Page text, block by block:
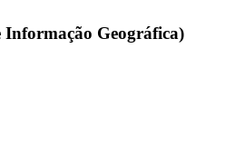
Informação Geográfica)